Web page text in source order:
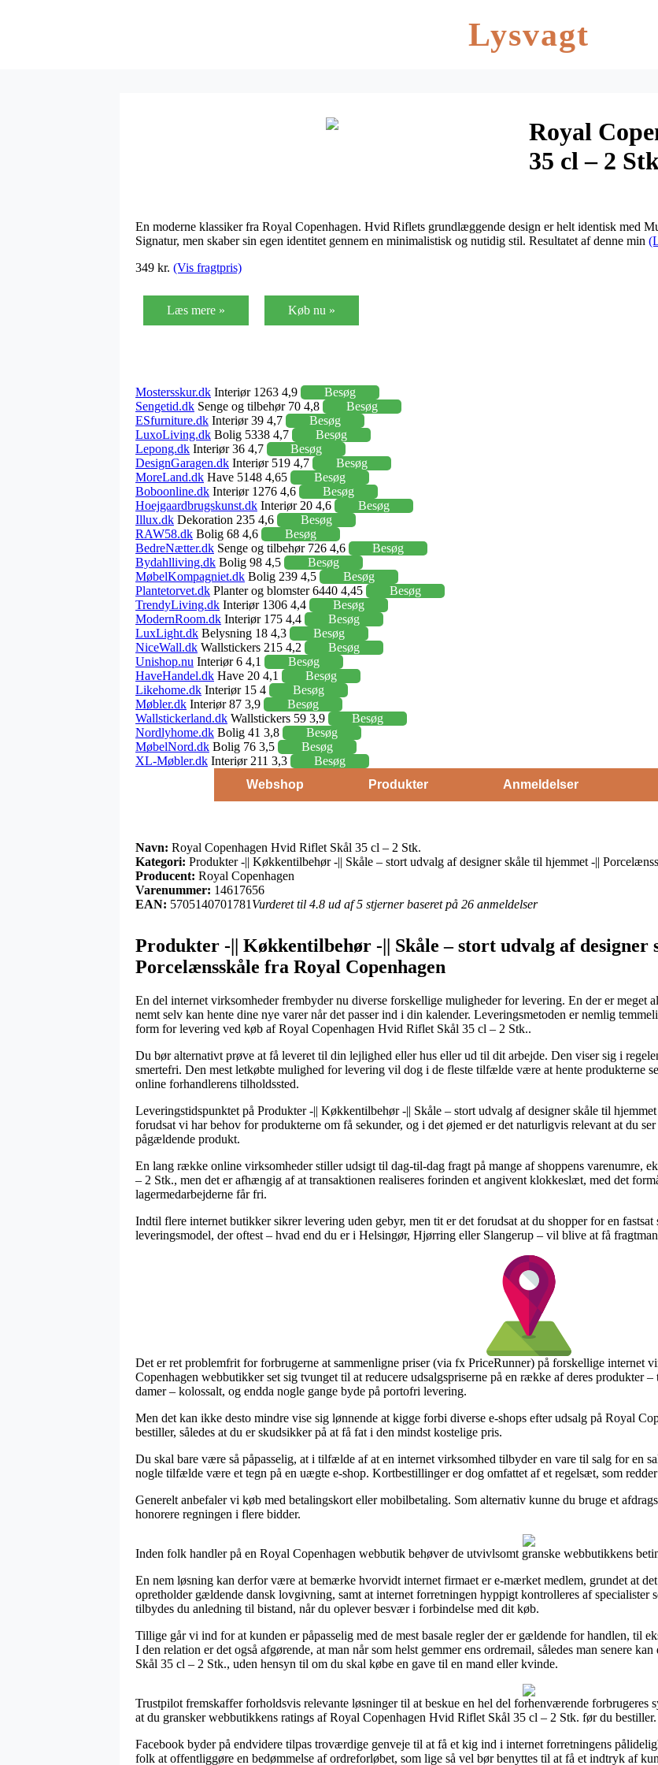
Lysvagt
Royal
35 cl – 2
En moderne klassiker fra Royal Copenhagen. Hvid Riflets grundlæggende design er helt identisk med
Signatur, men skaber sin egen identitet gennem en minimalistisk og nutidig stil. Resultatet af denne min
349 kr. (Vis fragtpris)
Læs mere » Køb nu »
Mostersskur.dk Interiør 1263 4,9
Besøg
Sengetid.dk Senge og tilbehør 70 4,8
Besøg
ESfurniture.dk Interiør 39 4,7
Besøg
LuxoLiving.dk Bolig 5338 4,7
Besøg
Lepong.dk Interiør 36 4,7
Besøg
DesignGaragen.dk Interiør 519 4,7
Besøg
MoreLand.dk Have 5148 4,65
Besøg
Boboonline.dk Interiør 1276 4,6
Besøg
Hoejgaardbrugskunst.dk Interiør 20 4,6
Besøg
Illux.dk Dekoration 235 4,6
Besøg
RAW58.dk Bolig 68 4,6
Besøg
BedreNætter.dk Senge og tilbehør 726 4,6
Besøg
Bydahlliving.dk Bolig 98 4,5
Besøg
MøbelKompagniet.dk Bolig 239 4,5
Besøg
Plantetorvet.dk Planter og blomster 6440 4,45
Besøg
TrendyLiving.dk Interiør 1306 4,4
Besøg
ModernRoom.dk Interiør 175 4,4
Besøg
LuxLight.dk Belysning 18 4,3
Besøg
NiceWall.dk Wallstickers 215 4,2
Besøg
Unishop.nu Interiør 6 4,1
Besøg
HaveHandel.dk Have 20 4,1
Besøg
Likehome.dk Interiør 15 4
Besøg
Møbler.dk Interiør 87 3,9
Besøg
Wallstickerland.dk Wallstickers 59 3,9
Besøg
Nordlyhome.dk Bolig 41 3,8
Besøg
MøbelNord.dk Bolig 76 3,5
Besøg
XL-Møbler.dk Interiør 211 3,3
Besøg
Webshop
Produkter Anmeldelser
Navn: Royal Copenhagen Hvid Riflet Skål 35 cl – 2 Stk.
Kategori: Produkter -|| Køkkentilbehør -|| Skåle – stort udvalg af designer skåle til hjemmet -||
Producent: Royal Copenhagen
Varenummer: 14617656
EAN: 5705140701781 Vurderet til 4.8 ud af 5 stjerner baseret på 26 anmeldelser
Produkter -|| Køkkentilbehør -|| Skåle – stort udvalg af designer
Porcelænsskåle fra Royal Copenhagen
En del internet virksomheder frembyder nu diverse forskellige muligheder for levering. En der er meget
nemt selv kan hente dine nye varer når det passer ind i din kalender. Leveringsmetoden er nemlig
form for levering ved køb af Royal Copenhagen Hvid Riflet Skål 35 cl – 2 Stk..
Du bør alternativt prøve at få leveret til din lejlighed eller hus eller ud til dit arbejde. Den viser sig i
smertefri. Den mest letkøbte mulighed for levering vil dog i de fleste tilfælde være at hente produkterne
online forhandlerens tilholdssted.
Leveringstidspunktet på Produkter -|| Køkkentilbehør -|| Skåle – stort udvalg af designer skåle til
forudsat vi har behov for produkterne om få sekunder, og i det øjemed er det naturligvis relevant at du
pågældende produkt.
En lang række online virksomheder stiller udsigt til dag-til-dag fragt på mange af shoppens varenumre,
– 2 Stk., men det er afhængig af at transaktionen realiseres forinden et angivent klokkeslæt, med det
lagermedarbejderne får fri.
Indtil flere internet butikker sikrer levering uden gebyr, men tit er det forudsat at du shopper for en
leveringsmodel, der oftest – hvad end du er i Helsingør, Hjørring eller Slangerup – vil blive at få
Det er ret problemfrit for forbrugerne at sammenligne priser (via fx PriceRunner) på forskellige internet
Copenhagen webbutikker set sig tvunget til at reducere udsalgspriserne på en række af deres produkter
damer – kolossalt, og endda nogle gange byde på portofri levering.
Men det kan ikke desto mindre vise sig lønnende at kigge forbi diverse e-shops efter udsalg på Royal
bestiller, således at du er skudsikker på at få fat i den mindst kostelige pris.
Du skal bare være så påpasselig, at i tilfælde af at en internet virksomhed tilbyder en vare til salg for en
nogle tilfælde være et tegn på en uægte e-shop. Kortbestillinger er dog omfattet af et regelsæt, som
Generelt anbefaler vi køb med betalingskort eller mobilbetaling. Som alternativ kunne du bruge et
honorere regningen i flere bidder.
Inden folk handler på en Royal Copenhagen webbutik behøver de utvivlsomt granske webbutikkens
En nem løsning kan derfor være at bemærke hvorvidt internet firmaet er e-mærket medlem, grundet at
opretholder gældende dansk lovgivning, samt at internet forretningen hyppigt kontrolleres af
tilbydes du anledning til bistand, når du oplever besvær i forbindelse med dit køb.
Tillige går vi ind for at kunden er påpasselig med de mest basale regler der er gældende for handlen, til
I den relation er det også afgørende, at man når som helst gemmer ens ordremail, således man senere
Skål 35 cl – 2 Stk., uden hensyn til om du skal købe en gave til en mand eller kvinde.
Trustpilot fremskaffer forholdsvis relevante løsninger til at beskue en hel del forhenværende forbrugeres
at du gransker webbutikkens ratings af Royal Copenhagen Hvid Riflet Skål 35 cl – 2 Stk. før du bestiller.
Facebook byder på endvidere tilpas troværdige genveje til at få et kig ind i internet forretningens
folk at offentliggøre en bedømmelse af ordreforløbet, som lige så vel bør benyttes til at få et indtryk af